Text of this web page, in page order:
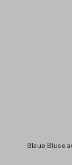
Blaue Bluse